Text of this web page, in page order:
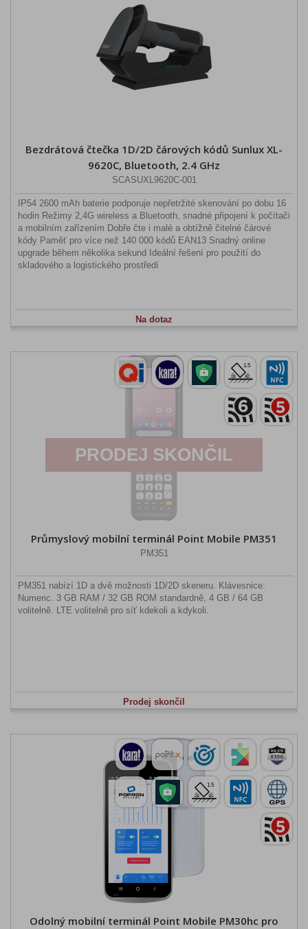
Bezdrátová čtečka 1D/2D čárových kódů Sunlux XL-
9620C, Bluetooth, 2.4 GHz
SCASUXL9620C-001
IP54 2600 mAh baterie podporuje nepřetržité skenování po dobu 16
hodin Režimy 2,4G wireless a Bluetooth, snadné připojení k počítači
a mobilním zařízením Dobře čte i malé a obtížně čitelné čárové
kódy Paměť pro více než 140 000 kódů EAN13 Snadný online
upgrade během několika sekund Ideální řešení pro použití do
skladového a logistického prostředí
Na dotaz
PRODEJ SKONČIL
Průmyslový mobilní terminál Point Mobile PM351
PM351
PM351 nabízí 1D a dvě možnosti 1D/2D skeneru. Klávesnice:
Numeric. 3 GB RAM / 32 GB ROM standardně, 4 GB / 64 GB
volitelně. LTE volitelně pro síť kdekoli a kdykoli.
Prodej skončil
Odolný mobilní terminál Point Mobile PM30hc pro